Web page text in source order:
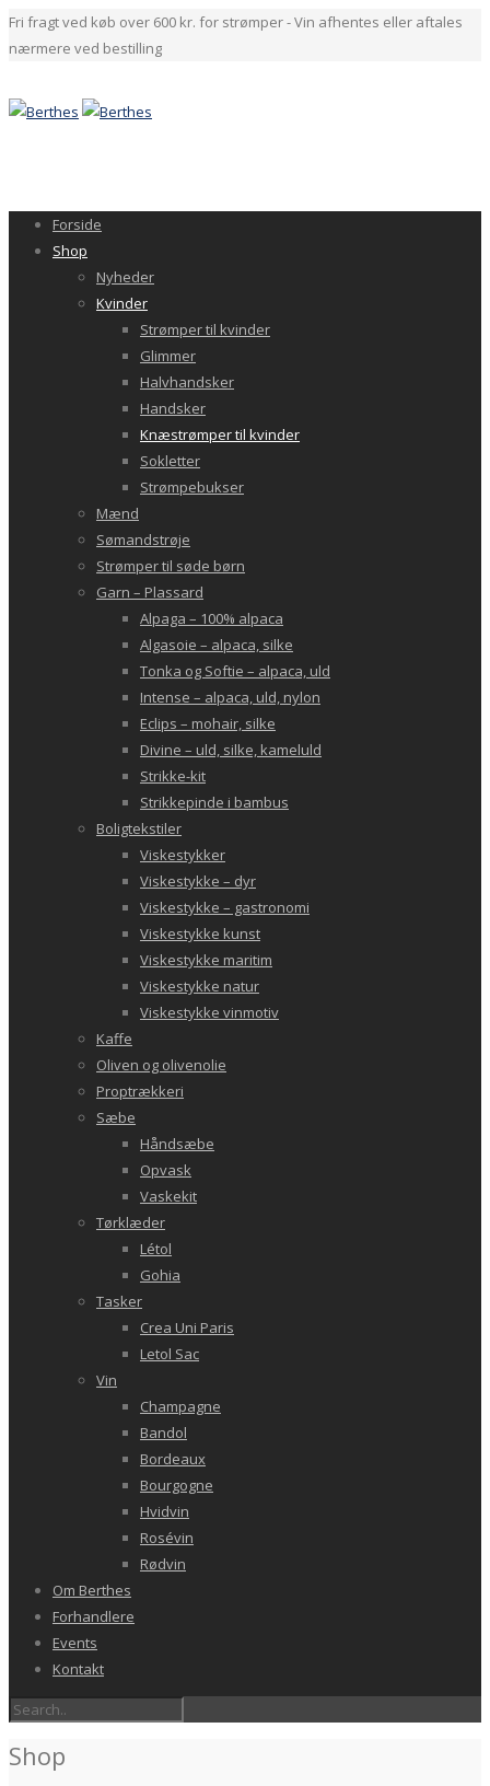
Fri fragt ved køb over 600 kr. for strømper - Vin afhentes eller aftales
nærmere ved bestilling
Forside
Shop
Nyheder
Kvinder
Strømper til kvinder
Glimmer
Halvhandsker
Handsker
Knæstrømper til kvinder
Sokletter
Strømpebukser
Mænd
Sømandstrøje
Strømper til søde børn
Garn – Plassard
Alpaga – 100% alpaca
Algasoie – alpaca, silke
Tonka og Softie – alpaca, uld
Intense – alpaca, uld, nylon
Eclips – mohair, silke
Divine – uld, silke, kameluld
Strikke-kit
Strikkepinde i bambus
Boligtekstiler
Viskestykker
Viskestykke – dyr
Viskestykke – gastronomi
Viskestykke kunst
Viskestykke maritim
Viskestykke natur
Viskestykke vinmotiv
Kaffe
Oliven og olivenolie
Proptrækkeri
Sæbe
Håndsæbe
Opvask
Vaskekit
Tørklæder
Létol
Gohia
Tasker
Crea Uni Paris
Letol Sac
Vin
Champagne
Bandol
Bordeaux
Bourgogne
Hvidvin
Rosévin
Rødvin
Om Berthes
Forhandlere
Events
Kontakt
Shop